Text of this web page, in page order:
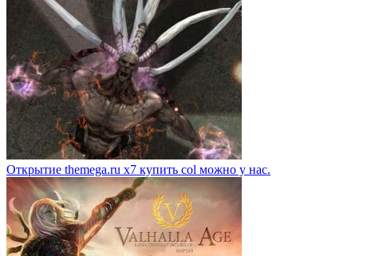
Открытие themega.ru x7 купить col можно у нас.